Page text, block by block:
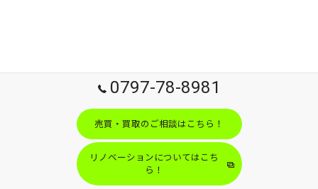
0797-78-8981
売買・買取のご相談はこちら！
リノベーションについてはこち
ら！